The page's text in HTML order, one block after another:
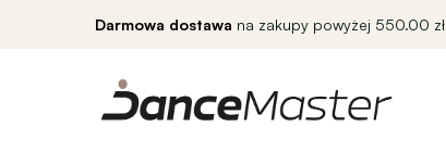
Darmowa dostawa na zakupy powyżej 550.00 zł